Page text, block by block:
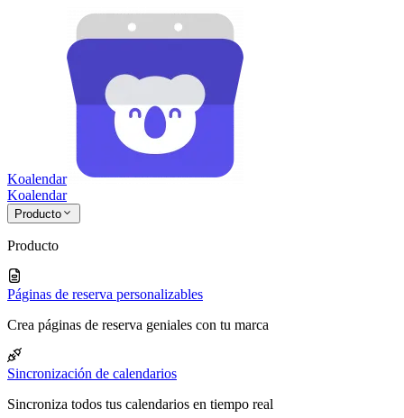
Koalendar
Koalendar
Producto
Producto
Páginas de reserva personalizables
Crea páginas de reserva geniales con tu marca
Sincronización de calendarios
Sincroniza todos tus calendarios en tiempo real